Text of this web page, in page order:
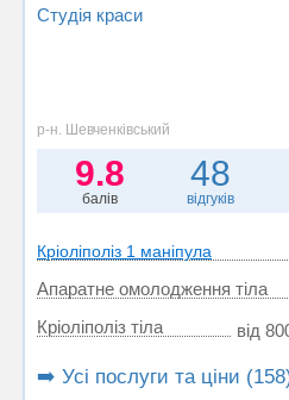
Студія краси
р-н. Шевченківський
9.8
балів
48
відгуків
Кріоліполіз 1 маніпула
Апаратне омолодження тіла
Кріоліполіз тіла
від
➡️ Усі послуги та ціни